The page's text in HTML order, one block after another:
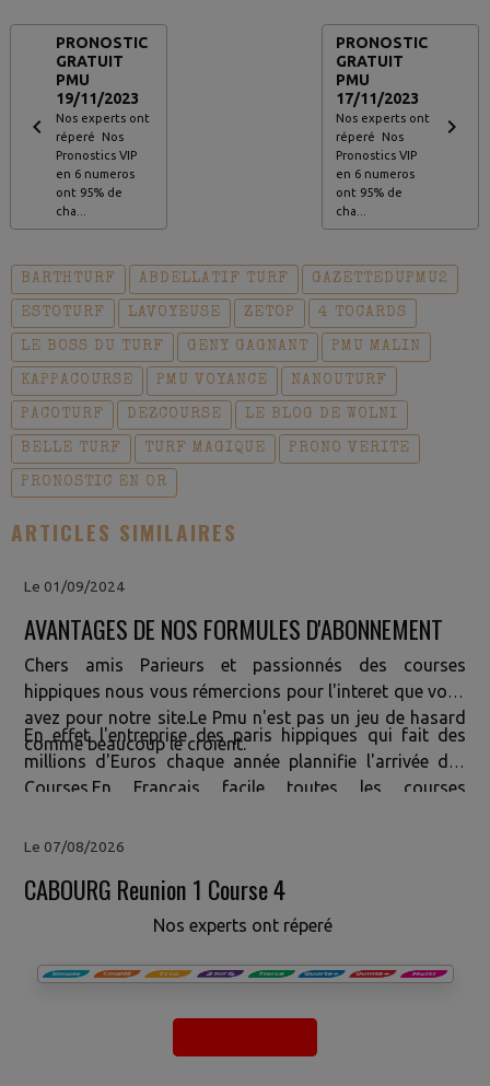
PRONOSTIC
GRATUIT
PMU
19/11/2023
Nos experts ont
réperé Nos
Pronostics VIP
en 6 numeros
ont 95% de
cha...
PRONOSTIC
GRATUIT
PMU
17/11/2023
Nos experts ont
réperé Nos
Pronostics VIP
en 6 numeros
ont 95% de
cha...
BARTHTURF ABDELLATIF TURF GAZETTEDUPMU2
ESTOTURF LAVOYEUSE ZETOP 4 TOCARDS
LE BOSS DU TURF GENY GAGNANT PMU MALIN
KAPPACOURSE PMU VOYANCE NANOUTURF
PACOTURF DEZCOURSE LE BLOG DE WOLNI
BELLE TURF TURF MAGIQUE PRONO VERITE
PRONOSTIC EN OR
ARTICLES SIMILAIRES
Le 01/09/2024
AVANTAGES DE NOS FORMULES D'ABONNEMENT
Chers amis Parieurs et passionnés des courses
hippiques nous vous rémercions pour l'interet que vous
avez pour notre site.Le Pmu n'est pas un jeu de hasard
comme beaucoup le croient.
En effet l'entreprise des paris hippiques qui fait des
millions d'Euros chaque année plannifie l'arrivée des
Courses.En Francais facile toutes les courses
pourquoi depuis plusieurs années vous jouez et vous ne
Vous.Comme vous nous avons cherché depuis plus de
10 ans une formule capable d'anticiper leur
lesROBOTS (IA) ET NOS STATISTIQUES DES ARRIVEES
va vous aider a gagner.Ne perdez plus votre argent avec
le PMU.Nous faisons des millionnaires chaque
Le 07/08/2026
CABOURG Reunion 1 Course 4
Nos experts ont réperé